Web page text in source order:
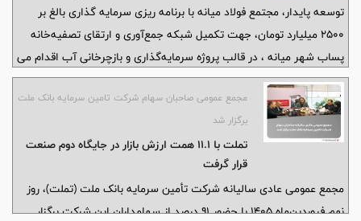
توسعه پایدار، مجتمع فولاد میانه با برنامه ریزی سرمایه گذاری بالغ بر
۲۵۰۰ میلیارد تومان، جهت تکمیل شبکه جمع‌آوری و ارتقای تصفیه‌خانه
پساب شهر میانه ، در قالب پروژه سرمایه‌گذاری و بازچرخانی آب اقدام می
کند.
مجمع عمومی صاحبان سهام شرکت تامین سرمایه بانک ملت
برگزار شد
تملت با ۱۱.۱ همت ارزش بازار در جایگاه دوم صنعت
قرار گرفت
مجمع عمومی عادی سالیانه شرکت تأمین سرمایه بانک ملت (تملت)، روز
نهم فروردین‌ماه ۱۴۰۵ با حضور ۹۱ درصد از سهامداران این شرکت برگزار